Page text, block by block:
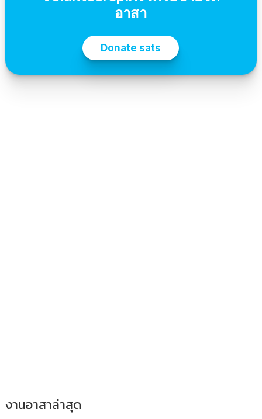
งานอาสาล่าสุด